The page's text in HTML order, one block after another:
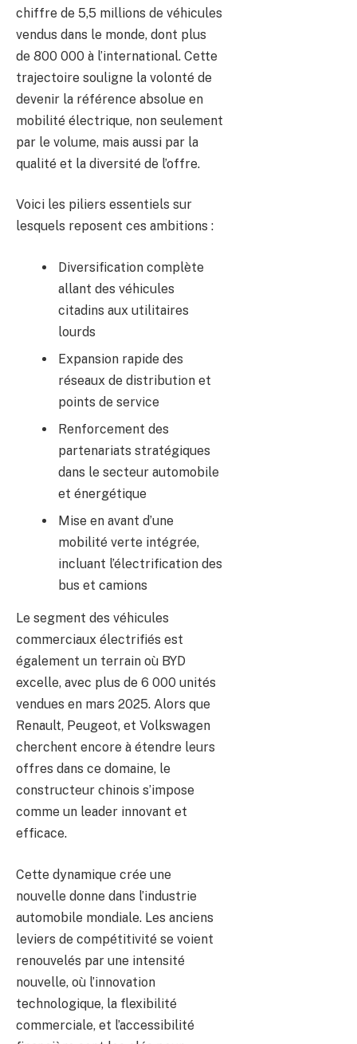
chiffre de 5,5 millions de véhicules
vendus dans le monde, dont plus
de 800 000 à l’international. Cette
trajectoire souligne la volonté de
devenir la référence absolue en
mobilité électrique, non seulement
par le volume, mais aussi par la
qualité et la diversité de l’offre.
Voici les piliers essentiels sur
lesquels reposent ces ambitions :
Diversification complète
allant des véhicules
citadins aux utilitaires
lourds
Expansion rapide des
réseaux de distribution et
points de service
Renforcement des
partenariats stratégiques
dans le secteur automobile
et énergétique
Mise en avant d’une
mobilité verte intégrée,
incluant l’électrification des
bus et camions
Le segment des véhicules
commerciaux électrifiés est
également un terrain où BYD
excelle, avec plus de 6 000 unités
vendues en mars 2025. Alors que
Renault, Peugeot, et Volkswagen
cherchent encore à étendre leurs
offres dans ce domaine, le
constructeur chinois s’impose
comme un leader innovant et
efficace.
Cette dynamique crée une
nouvelle donne dans l’industrie
automobile mondiale. Les anciens
leviers de compétitivité se voient
renouvelés par une intensité
nouvelle, où l’innovation
technologique, la flexibilité
commerciale, et l’accessibilité